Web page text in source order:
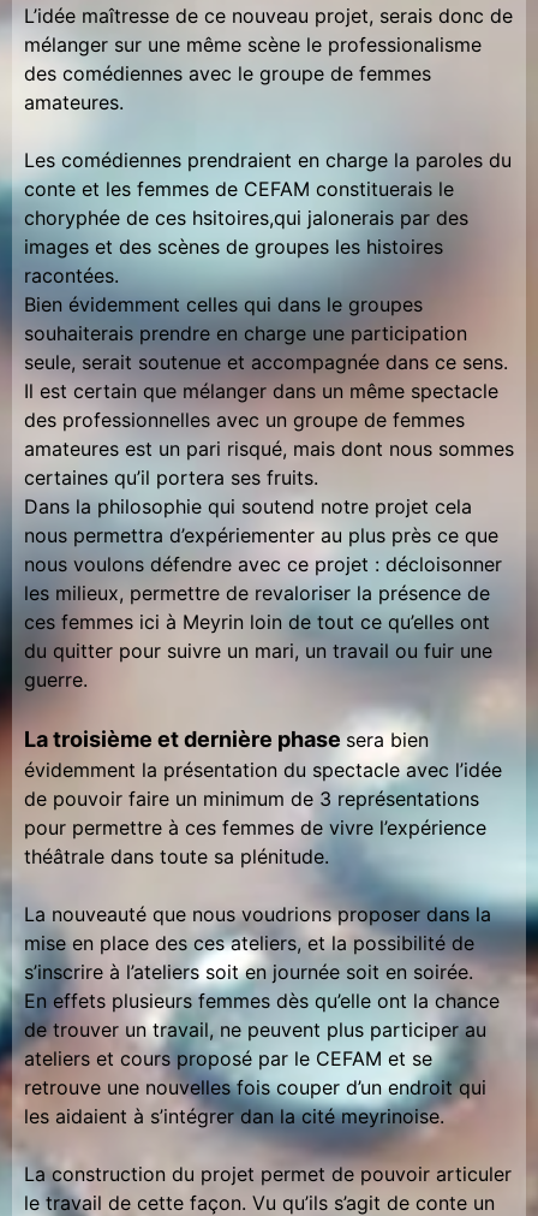
L’idée maîtresse de ce nouveau projet, serais donc de
mélanger sur une même scène le professionalisme
des comédiennes avec le groupe de femmes
amateures.
Les comédiennes prendraient en charge la paroles du
conte et les femmes de CEFAM constituerais le
choryphée de ces hsitoires,qui jalonerais par des
images et des scènes de groupes les histoires
racontées.
Bien évidemment celles qui dans le groupes
souhaiterais prendre en charge une participation
seule, serait soutenue et accompagnée dans ce sens.
Il est certain que mélanger dans un même spectacle
des professionnelles avec un groupe de femmes
amateures est un pari risqué, mais dont nous sommes
certaines qu’il portera ses fruits.
Dans la philosophie qui soutend notre projet cela
nous permettra d’expériementer au plus près ce que
nous voulons défendre avec ce projet : décloisonner
les milieux, permettre de revaloriser la présence de
ces femmes ici à Meyrin loin de tout ce qu’elles ont
du quitter pour suivre un mari, un travail ou fuir une
guerre.
La troisième et dernière phasesera bien
évidemment la présentation du spectacle avec l’idée
de pouvoir faire un minimum de 3 représentations
pour permettre à ces femmes de vivre l’expérience
théâtrale dans toute sa plénitude.
La nouveauté que nous voudrions proposer dans la
mise en place des ces ateliers, et la possibilité de
s’inscrire à l’ateliers soit en journée soit en soirée.
En effets plusieurs femmes dès qu’elle ont la chance
de trouver un travail, ne peuvent plus participer au
ateliers et cours proposé par le CEFAM et se
retrouve une nouvelles fois couper d’un endroit qui
les aidaient à s’intégrer dan la cité meyrinoise.
La construction du projet permet de pouvoir articuler
le travail de cette façon. Vu qu’ils s’agit de conte un